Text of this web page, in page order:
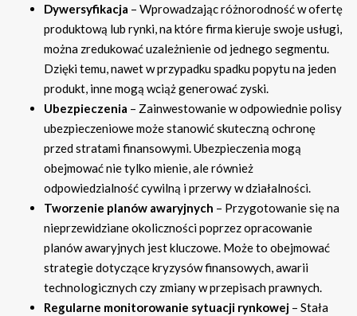
Dywersyfikacja – Wprowadzając różnorodność w ofertę
produktową lub rynki, na które firma kieruje swoje usługi,
można zredukować uzależnienie od jednego segmentu.
Dzięki temu, nawet w przypadku spadku popytu na jeden
produkt, inne mogą wciąż generować zyski.
Ubezpieczenia – Zainwestowanie w odpowiednie polisy
ubezpieczeniowe może stanowić skuteczną ochronę
przed stratami finansowymi. Ubezpieczenia mogą
obejmować nie tylko mienie, ale również
odpowiedzialność cywilną i przerwy w działalności.
Tworzenie planów awaryjnych – Przygotowanie się na
nieprzewidziane okoliczności poprzez opracowanie
planów awaryjnych jest kluczowe. Może to obejmować
strategie dotyczące kryzysów finansowych, awarii
technologicznych czy zmiany w przepisach prawnych.
Regularne monitorowanie sytuacji rynkowej – Stała